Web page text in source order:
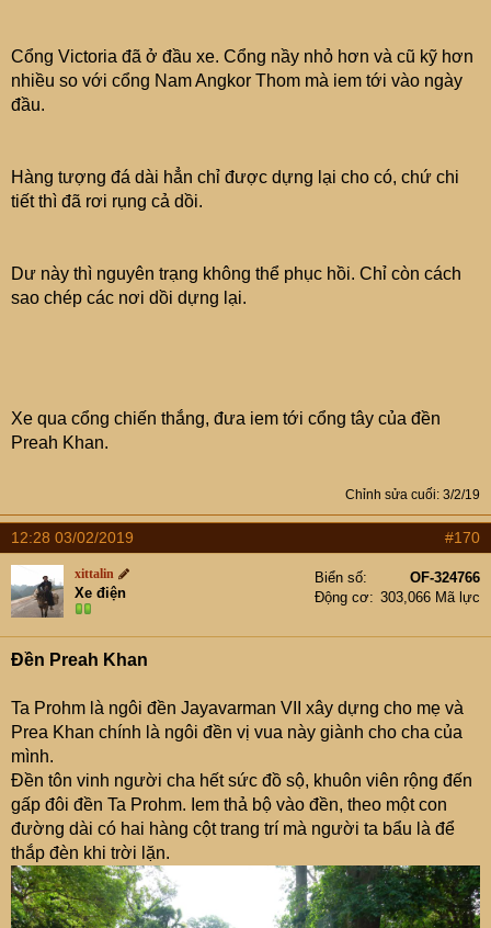
Cổng Victoria đã ở đầu xe. Cổng nầy nhỏ hơn và cũ kỹ hơn
nhiều so với cổng Nam Angkor Thom mà iem tới vào ngày
đầu.
Hàng tượng đá dài hẳn chỉ được dựng lại cho có, chứ chi
tiết thì đã rơi rụng cả dồi.
Dư này thì nguyên trạng không thể phục hồi. Chỉ còn cách
sao chép các nơi dồi dựng lại.
Xe qua cổng chiến thắng, đưa iem tới cổng tây của đền
Preah Khan.
Chỉnh sửa cuối: 3/2/19
12:28 03/02/2019 #170
xittalin
Xe điện
Biển số
OF-324766
Động cơ
303,066 Mã lực
Đền Preah Khan
Ta Prohm là ngôi đền Jayavarman VII xây dựng cho mẹ và
Prea Khan chính là ngôi đền vị vua này giành cho cha của
mình.
Đền tôn vinh người cha hết sức đồ sộ, khuôn viên rộng đến
gấp đôi đền Ta Prohm. Iem thả bộ vào đền, theo một con
đường dài có hai hàng cột trang trí mà người ta bẩu là để
thắp đèn khi trời lặn.